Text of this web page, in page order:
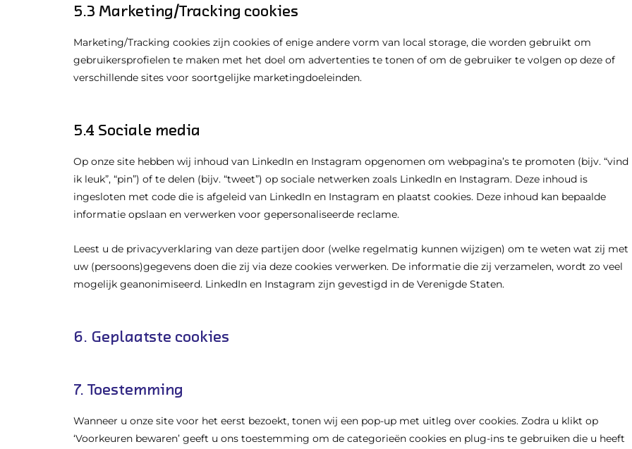
5.3 Marketing/Tracking cookies
Marketing/Tracking cookies zijn cookies of enige andere vorm van local storage, die worden gebruikt om
gebruikersprofielen te maken met het doel om advertenties te tonen of om de gebruiker te volgen op deze of
verschillende sites voor soortgelijke marketingdoeleinden.
5.4 Sociale media
Op onze site hebben wij inhoud van LinkedIn en Instagram opgenomen om webpagina’s te promoten (bijv. “vind
ik leuk”, “pin”) of te delen (bijv. “tweet”) op sociale netwerken zoals LinkedIn en Instagram. Deze inhoud is
ingesloten met code die is afgeleid van LinkedIn en Instagram en plaatst cookies. Deze inhoud kan bepaalde
informatie opslaan en verwerken voor gepersonaliseerde reclame.
Leest u de privacyverklaring van deze partijen door (welke regelmatig kunnen wijzigen) om te weten wat zij met
uw (persoons)gegevens doen die zij via deze cookies verwerken. De informatie die zij verzamelen, wordt zo veel
mogelijk geanonimiseerd. LinkedIn en Instagram zijn gevestigd in de Verenigde Staten.
6. Geplaatste cookies
7. Toestemming
Wanneer u onze site voor het eerst bezoekt, tonen wij een pop-up met uitleg over cookies. Zodra u klikt op
‘Voorkeuren bewaren’ geeft u ons toestemming om de categorieën cookies en plug-ins te gebruiken die u heeft